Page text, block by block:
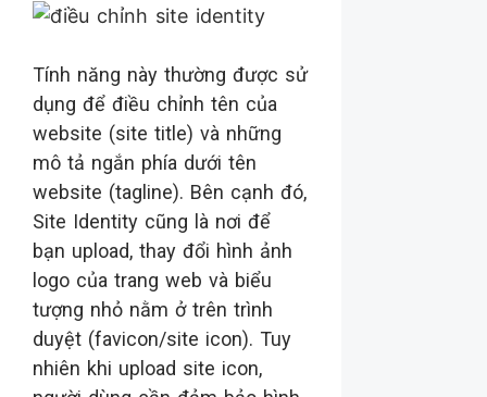
Tính năng này thường được sử
dụng để điều chỉnh tên của
website (site title) và những
mô tả ngắn phía dưới tên
website (tagline). Bên cạnh đó,
Site Identity cũng là nơi để
bạn upload, thay đổi hình ảnh
logo của trang web và biểu
tượng nhỏ nằm ở trên trình
duyệt (favicon/site icon). Tuy
nhiên khi upload site icon,